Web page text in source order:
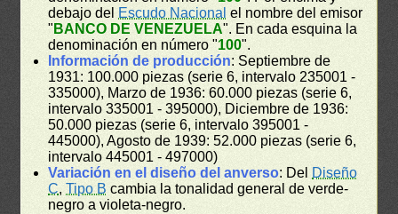
debajo del Escudo Nacional el nombre del emisor
" BANCO DE VENEZUELA". En cada esquina la
denominación en número "100".
Información de producción: Septiembre de
1931: 100.000 piezas (serie 6, intervalo 235001 -
335000), Marzo de 1936: 60.000 piezas (serie 6,
intervalo 335001 - 395000), Diciembre de 1936:
50.000 piezas (serie 6, intervalo 395001 -
445000), Agosto de 1939: 52.000 piezas (serie 6,
intervalo 445001 - 497000)
Variación en el diseño del anverso: Del Diseño
C,Tipo B cambia la tonalidad general de verde-
negro a violeta-negro.